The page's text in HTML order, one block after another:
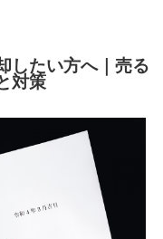
したい方へ｜売る
対策